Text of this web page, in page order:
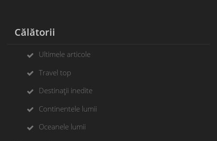
Călătorii
Ultimele articole
Travel top
Destinații inedite
Continentele lumii
Oceanele lumii